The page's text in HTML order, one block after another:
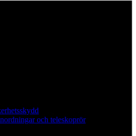
och teleskoprör